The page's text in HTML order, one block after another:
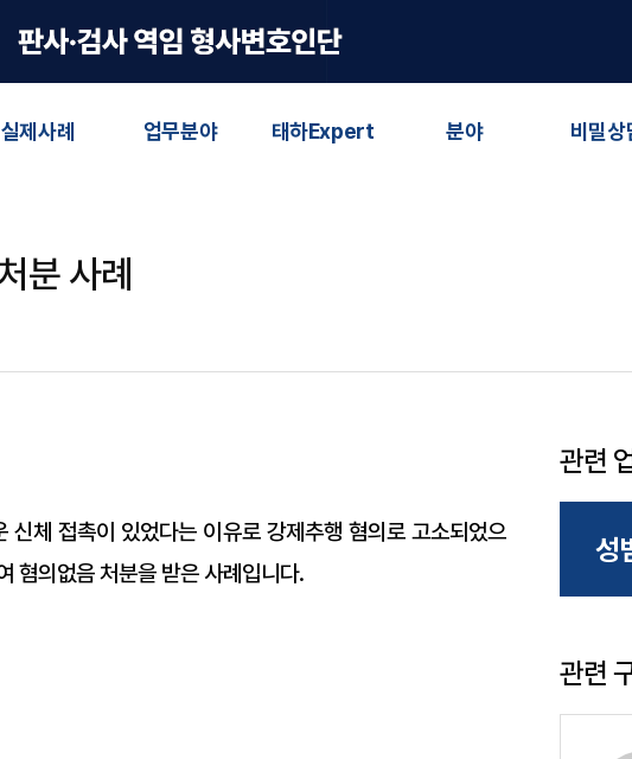
실제사례 업무분야 태하Expert 분야 비밀상
분 사례
체 접촉이 있었다는 이유로 강제추행 혐의로 고소되었으
혐의없음 처분을 받은 사례입니다.
관련
성
관련